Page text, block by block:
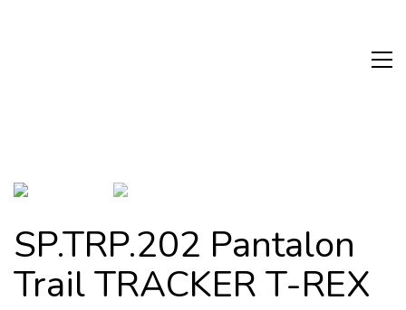
SP.TRP.202 Pantalon
Trail TRACKER T-REX